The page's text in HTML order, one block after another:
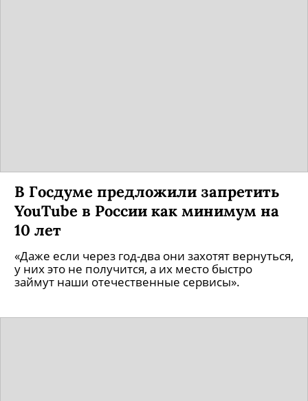
В Госдуме предложили запретить
YouTube в России как минимум на
10 лет
«Даже если через год-два они захотят вернуться,
у них это не получится, а их место быстро
займут наши отечественные сервисы».